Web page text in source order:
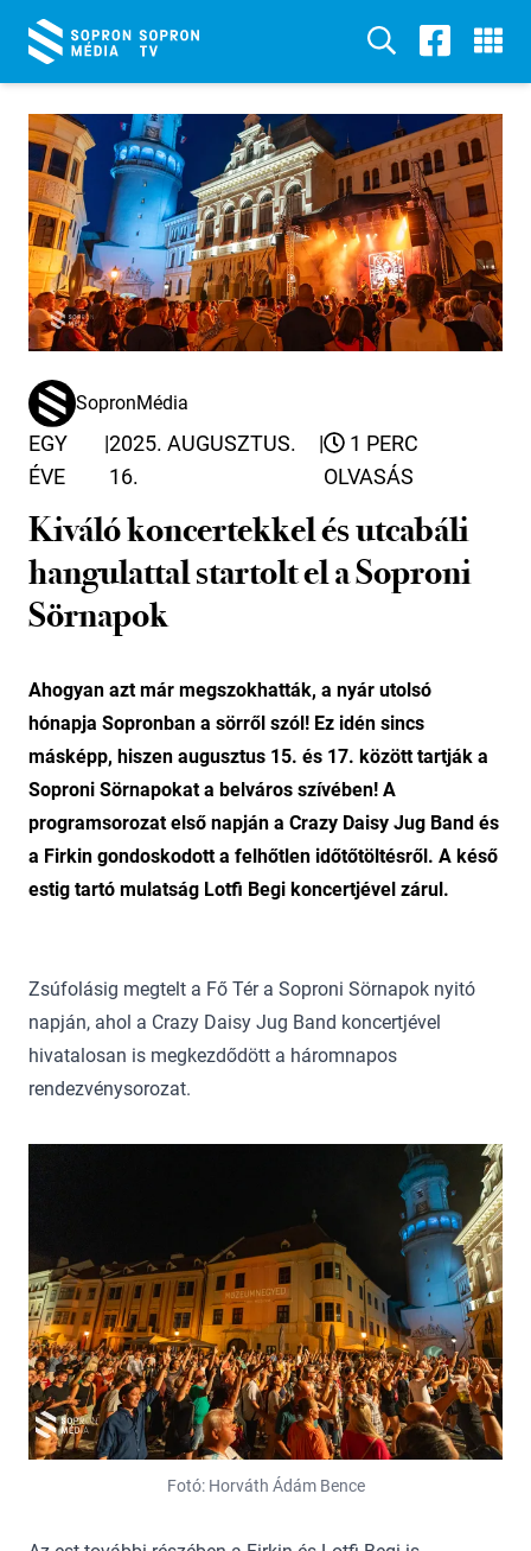
SopronMédia
EGY
ÉVE
|2025. AUGUSZTUS.
16.
|
1 PERC
OLVASÁS
Kiváló koncertekkel és utcabáli
hangulattal startolt el a Soproni
Sörnapok
Ahogyan azt már megszokhatták, a nyár utolsó
hónapja Sopronban a sörről szól! Ez idén sincs
másképp, hiszen augusztus 15. és 17. között tartják a
Soproni Sörnapokat a belváros szívében! A
programsorozat első napján a Crazy Daisy Jug Band és
a Firkin gondoskodott a felhőtlen időtőtöltésről. A késő
estig tartó mulatság Lotfi Begi koncertjével zárul.
Zsúfolásig megtelt a Fő Tér a Soproni Sörnapok nyitó
napján, ahol a Crazy Daisy Jug Band koncertjével
hivatalosan is megkezdődött a háromnapos
rendezvénysorozat.
Fotó: Horváth Ádám Bence